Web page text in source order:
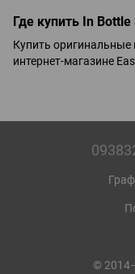
Где купить In
Купить
интернет-магазине
©